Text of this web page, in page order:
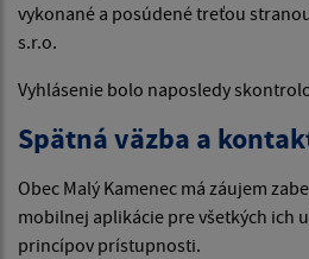
vykonané a posúdené treťou
s.r.o.
Vyhlásenie bolo naposledy
Spätná väzba a
Obec Malý Kamenec má záujem
mobilnej aplikácie pre všetkých ich
princípov prístupnosti.